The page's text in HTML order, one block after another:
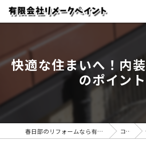
快適な住まいへ！内
のポイント
春日部のリフォームなら有限会社リメークペイント コラム